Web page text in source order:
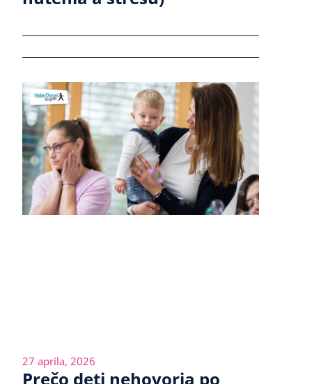
27 apríla, 2026
Prečo deti nehovoria po